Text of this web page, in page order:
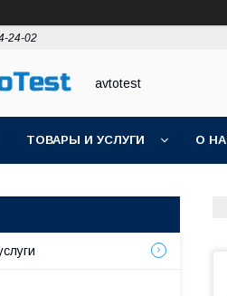
24-02
avtotest
ТОВАРЫ И УСЛУГИ О